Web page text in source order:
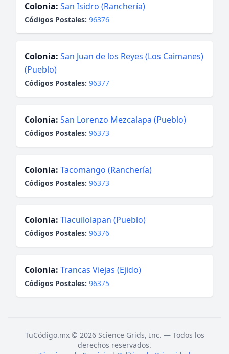
Colonia: San Isidro (Ranchería)
Códigos Postales: 96376
Colonia: San Juan de los Reyes (Los Caimanes)
(Pueblo)
Códigos Postales: 96377
Colonia: San Lorenzo Mezcalapa (Pueblo)
Códigos Postales: 96373
Colonia: Tacomango (Ranchería)
Códigos Postales: 96373
Colonia: Tlacuilolapan (Pueblo)
Códigos Postales: 96376
Colonia: Trancas Viejas (Ejido)
Códigos Postales: 96375
TuCódigo.mx © 2026 Science Grids, Inc. — Todos los
derechos reservados.